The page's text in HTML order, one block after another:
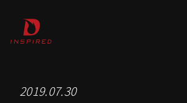
2019.07.30